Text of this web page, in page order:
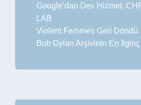
Google’dan Dev Hizmet:
LAB
Violent Femmes Geri Döndü
Bob Dylan Arşivinin En İlginç